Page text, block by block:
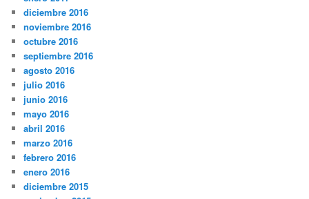
diciembre 2016
noviembre 2016
octubre 2016
septiembre 2016
agosto 2016
julio 2016
junio 2016
mayo 2016
abril 2016
marzo 2016
febrero 2016
enero 2016
diciembre 2015